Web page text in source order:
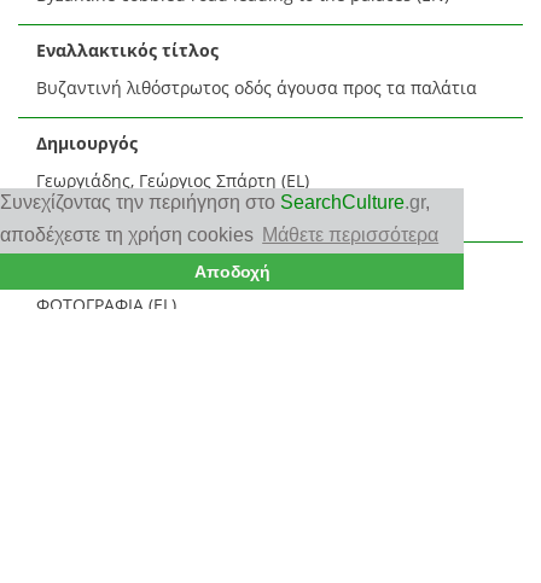
Συνεχίζοντας την περιήγηση στο SearchCulture.gr,
αποδέχεστε τη χρήση cookies Μάθετε περισσότερα
Αποδοχή
Εναλλακτικός τίτλος
Βυζαντινή λιθόστρωτος οδός άγουσα προς τα παλάτια
Δημιουργός
Γεωργιάδης, Γεώργιος Σπάρτη (EL)
Georgiadis, Georgios Sparti (EN)
ΦΩΤΟΓΡΑΦΙΑ (EL)